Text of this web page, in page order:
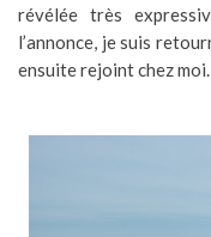
révélée très
l’annonce, je suis
ensuite rejoint chez moi.